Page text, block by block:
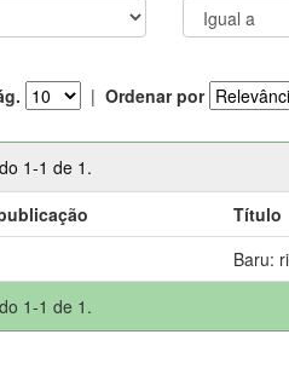
| Ordenar por
1-1 de 1.
Título
Baru:
1-1 de 1.